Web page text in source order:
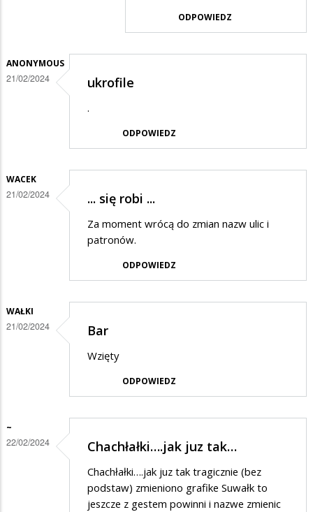
odpowiedzi
na
Nieprawda,
nie
manipuluj…
ODPOWIEDZ
ANONYMOUS
21/02/2024 ukrofile
.
ODPOWIEDZ
WACEK
21/02/2024 ... się robi ...
Za moment wrócą do zmian nazw ulic i
patronów.
ODPOWIEDZ
WAŁKI
21/02/2024 Bar
Wzięty
ODPOWIEDZ
~
22/02/2024 Chachłałki….jak juz tak…
Chachłałki….jak juz tak tragicznie (bez
podstaw) zmieniono grafike Suwałk to
jeszcze z gestem powinni i nazwe zmienic